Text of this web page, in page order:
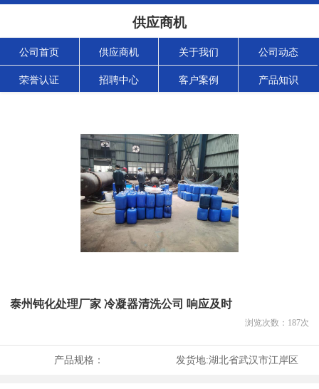
供应商机
公司首页 供应商机 关于我们 公司动态
荣誉认证 招聘中心 客户案例 产品知识
泰州钝化处理厂家 冷凝器清洗公司 响应及时
浏览次数： 187次
产品规格： 发货地:湖北省武汉市江岸区